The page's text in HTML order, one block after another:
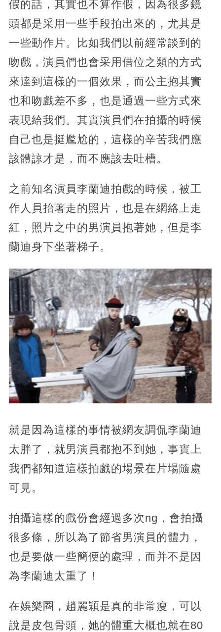
假的話，其實也不算作假，因為很多鏡
頭都是采用一些手段拍出來的，尤其是
一些動作片。比如我們以前經常談到的
吻戲，演員們也會采用借位之類的方式
來達到這樣的一個效果，而公主抱其實
也和吻戲差不多，也是通過一些方式來
表現給我們。其實演員們在拍攝的時候
自己也是挺尷尬的，這樣的辛苦我們應
該體諒才是，而不應該去吐槽。
之前知名演員李蘭迪拍戲的時候，被工
作人員抬著走的照片，也是在網絡上走
紅，照片之中的男演員抱著她，但是李
蘭迪身下坐著梯子。
就是因為這樣的事情被網友調侃李蘭迪
太胖了，就男演員都抱不到她，事實上
我們都知道這樣拍戲的場景在片場隨處
可見。
拍攝這樣的戲份會經過多次ng，會拍攝
很多條，所以為了節省男演員的體力，
也是要做一些簡便的處理，而并不是因
為李蘭迪太重了！
在娛樂圈，趙麗穎是真的非常瘦，可以
說是皮包骨頭，她的體重大概也就在80